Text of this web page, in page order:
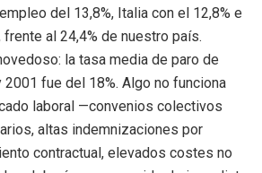
del 13,8%, Italia con el 12,8% e
frente al 24,4% de nuestro país.
la tasa media de paro de
2001 fue del 18%. Algo no funciona
laboral —convenios colectivos
altas indemnizaciones por
contractual, elevados costes no